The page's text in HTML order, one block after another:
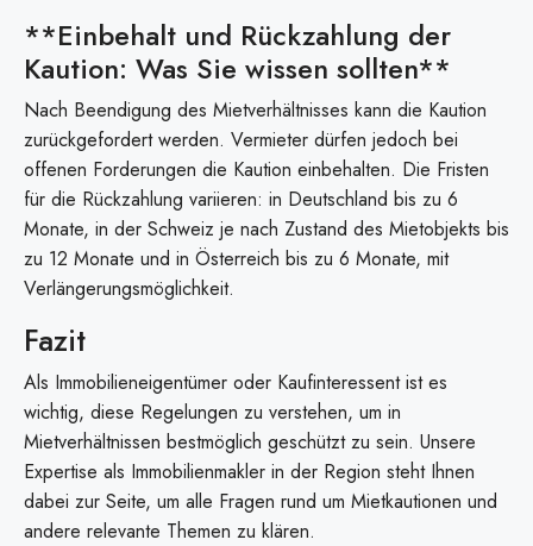
**Einbehalt und Rückzahlung der
Kaution: Was Sie wissen sollten**
Nach Beendigung des Mietverhältnisses kann die Kaution
zurückgefordert werden. Vermieter dürfen jedoch bei
offenen Forderungen die Kaution einbehalten. Die Fristen
für die Rückzahlung variieren: in Deutschland bis zu 6
Monate, in der Schweiz je nach Zustand des Mietobjekts bis
zu 12 Monate und in Österreich bis zu 6 Monate, mit
Verlängerungsmöglichkeit.
Fazit
Als Immobilieneigentümer oder Kaufinteressent ist es
wichtig, diese Regelungen zu verstehen, um in
Mietverhältnissen bestmöglich geschützt zu sein. Unsere
Expertise als Immobilienmakler in der Region steht Ihnen
dabei zur Seite, um alle Fragen rund um Mietkautionen und
andere relevante Themen zu klären.